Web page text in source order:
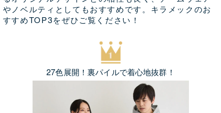
やノベルティとしてもおすすめです。キラメックのお
すすめTOP3をぜひご覧ください！
27色展開！裏パイルで着心地抜群！